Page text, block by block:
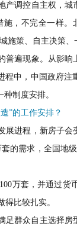
产调控自主权，
，不完全一样。
施策、自主决策、
普遍现象。从影
程中，中国政府
制度安排。
”的工作安排？
展进程，新房子
的需求，全国地
万套，并通过货
比较扎实。
群众自主选择